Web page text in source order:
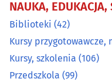
NAUKA,
Biblioteki (42)
Kursy przygotowawcze,
Kursy, szkolenia (106)
Przedszkola (99)